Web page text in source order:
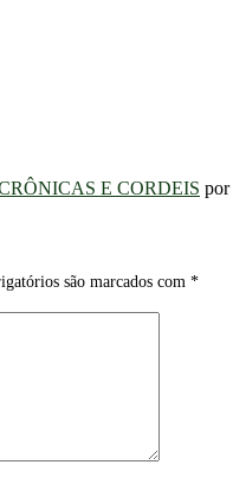
E CORDEIS por
são marcados com *